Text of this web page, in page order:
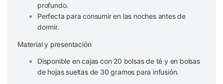
profundo.
Perfecta para consumir en las noches antes de
dormir.
Material y presentación
Disponible en cajas con 20 bolsas de té y en bolsas
de hojas sueltas de 30 gramos para infusión.